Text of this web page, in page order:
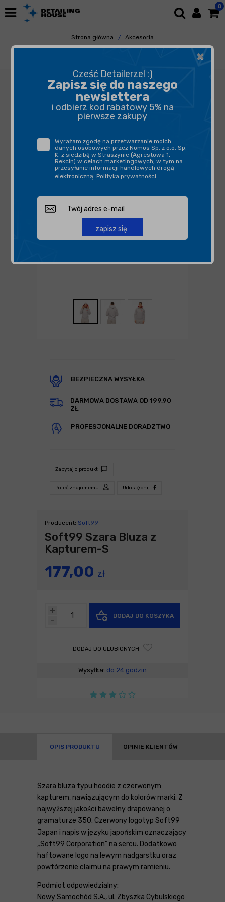
0
Strona główna
Akcesoria
Pozostałe Akcesoria
Gadżety
BEZPIECZNA WYSYŁKA
DARMOWA DOSTAWA OD 199,90
ZŁ
PROFESJONALNE DORADZTWO
Zapytaj o produkt
Poleć znajomemu Udostępnij
Producent: Soft99
Soft99 Szara Bluza z
Kapturem-S
177,00 zł
-
+
DODAJ DO KOSZYKA
DODAJ DO ULUBIONYCH
Wysyłka: do 24 godzin
OPIS PRODUKTU OPINIE KLIENTÓW
Szara bluza typu hoodie z czerwonym
kapturem, nawiązującym do kolorów marki. Z
najwyższej jakości bawełny drapowanej o
gramaturze 350. Czerwony logotyp Soft99
Japan i napis w języku japońskim oznaczający
„Soft99 Corporation” na sercu. Dodatkowo
haftowane logo na lewym nadgarstku oraz
powtórzenie claimu na prawym ramieniu.
Podmiot odpowiedzialny:
Nowy Samochód S.A., ul. Zbyszka Cybulskiego
×
Cześć Detailerze! :)
Zapisz się do naszego
newslettera
i odbierz kod rabatowy 5% na
pierwsze zakupy
Wyrażam zgodę na przetwarzanie moich
danych osobowych przez Nomos Sp. z o.o. Sp.
K. z siedzibą w Straszynie (Agrestowa 1,
Rekcin) w celach marketingowych, w tym na
przesyłanie informacji handlowych drogą
elektroniczną. Polityka prywatności.
zapisz się